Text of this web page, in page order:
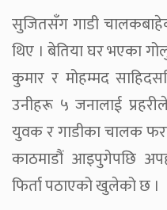
सुजितसँग गाडी
थिए । बेतिया घर भएका
कुमार र मोहम्मद
उनीहरू ५ जनालाई
युवक र गाडीका चालक
काठमाडौं आइपुगेपछि
फिर्ता पठाएको खुलेको छ ।